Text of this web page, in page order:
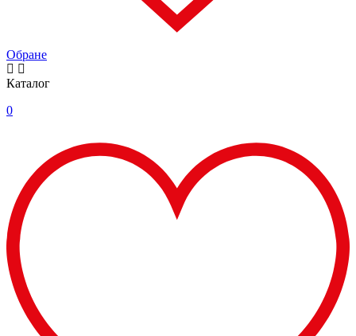
Обране
Каталог
0